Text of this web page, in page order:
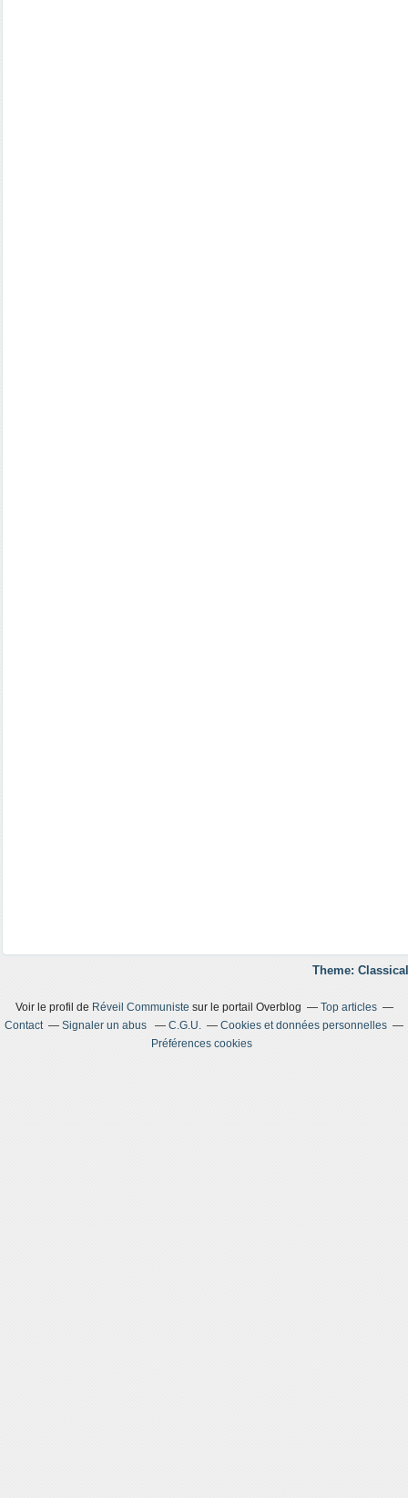
Theme:
Voir le profil de Réveil Communiste sur le portail Overblog
Top articles
Contact
Signaler un abus C.G.U.
Cookies et données personnelles
Préférences cookies